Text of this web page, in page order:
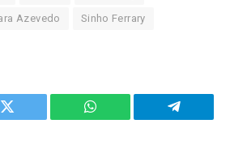
Azevedo Sinho Ferrary
Twitter WhatsApp Telegram